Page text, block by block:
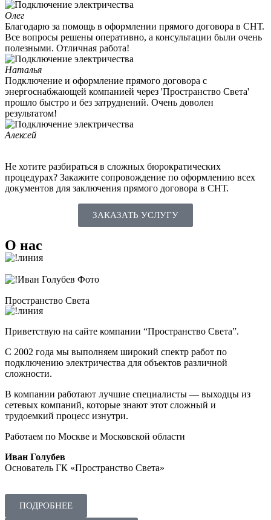
Олег
Благодарю за помощь в оформлении прямого договора в СНТ.
Все вопросы решены оперативно, а консультации были очень
полезными. Отличная работа!
Наталья
Подключение и оформление прямого договора с
энергоснабжающей компанией через 'Пространство Света'
прошло быстро и без затруднений. Очень доволен
результатом!
Алексей
Не хотите разбираться в сложных бюрократических
процедурах? Закажите сопровождение по оформлению всех
документов для заключения прямого договора в СНТ.
ЗАКАЗАТЬ УСЛУГУ
О нас
Пространство Света
Приветствую на сайте компании “Пространство Света”.
С 2002 года мы выполняем широкий спектр работ по
подключению электричества для объектов различной
сложности.
В компании работают лучшие специалисты — выходцы из
сетевых компаний, которые знают этот сложный и
трудоемкий процесс изнутри.
Работаем по Москве и Московской области
Иван Голубев
Основатель ГК «Пространство Света»
ПОДРОБНЕЕ